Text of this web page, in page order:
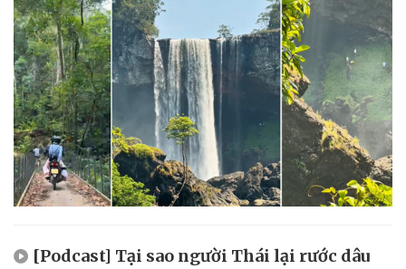
[Podcast] Tại sao người Thái lại rước dâu